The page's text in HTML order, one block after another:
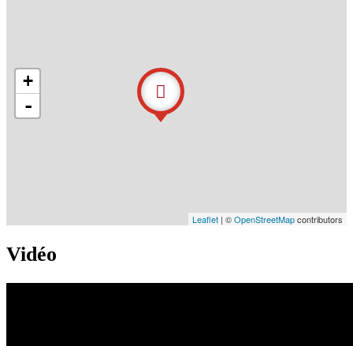
+
-
Leaflet | ©OpenStreetMapcontributors
Vidéo